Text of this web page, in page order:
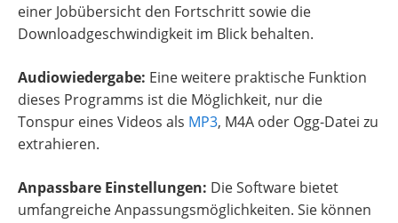
einer Jobübersicht den Fortschritt sowie die
Downloadgeschwindigkeit im Blick behalten.
Audiowiedergabe: Eine weitere praktische Funktion
dieses Programms ist die Möglichkeit, nur die
Tonspur eines Videos als MP3, M4A oder Ogg-Datei zu
extrahieren.
Anpassbare Einstellungen: Die Software bietet
umfangreiche Anpassungsmöglichkeiten. Sie können